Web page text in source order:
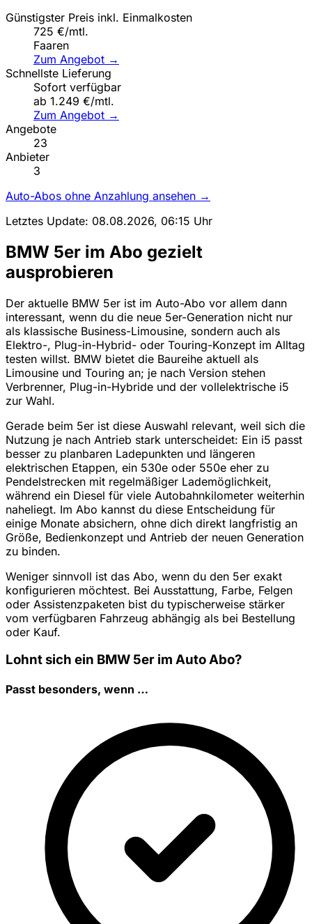
Günstigster Preis inkl. Einmalkosten
725 €/mtl.
Faaren
Zum Angebot →
Schnellste Lieferung
Sofort verfügbar
ab 1.249 €/mtl.
Zum Angebot →
Angebote
23
Anbieter
3
Auto-Abos ohne Anzahlung ansehen →
Letztes Update: 08.08.2026, 06:15 Uhr
BMW 5er im Abo gezielt
ausprobieren
Der aktuelle BMW 5er ist im Auto-Abo vor allem dann
interessant, wenn du die neue 5er-Generation nicht nur
als klassische Business-Limousine, sondern auch als
Elektro-, Plug-in-Hybrid- oder Touring-Konzept im Alltag
testen willst. BMW bietet die Baureihe aktuell als
Limousine und Touring an; je nach Version stehen
Verbrenner, Plug-in-Hybride und der vollelektrische i5
zur Wahl.
Gerade beim 5er ist diese Auswahl relevant, weil sich die
Nutzung je nach Antrieb stark unterscheidet: Ein i5 passt
besser zu planbaren Ladepunkten und längeren
elektrischen Etappen, ein 530e oder 550e eher zu
Pendelstrecken mit regelmäßiger Lademöglichkeit,
während ein Diesel für viele Autobahnkilometer weiterhin
naheliegt. Im Abo kannst du diese Entscheidung für
einige Monate absichern, ohne dich direkt langfristig an
Größe, Bedienkonzept und Antrieb der neuen Generation
zu binden.
Weniger sinnvoll ist das Abo, wenn du den 5er exakt
konfigurieren möchtest. Bei Ausstattung, Farbe, Felgen
oder Assistenzpaketen bist du typischerweise stärker
vom verfügbaren Fahrzeug abhängig als bei Bestellung
oder Kauf.
Lohnt sich ein BMW 5er im Auto Abo?
Passt besonders, wenn …